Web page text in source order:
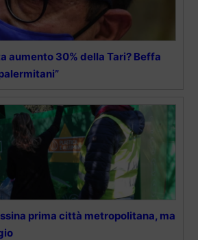
aumento 30% della Tari? Beffa
prima città metropolitana, ma